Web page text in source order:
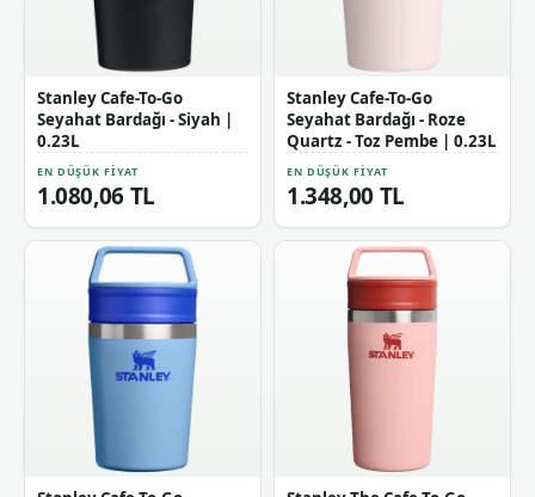
Stanley Cafe-To-Go
Seyahat Bardağı - Siyah |
0.23L
EN DÜŞÜK FIYAT
1.080,06 TL
Stanley Cafe-To-Go
Seyahat Bardağı - Roze
Quartz - Toz Pembe | 0.23L
EN DÜŞÜK FIYAT
1.348,00 TL